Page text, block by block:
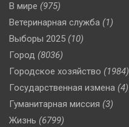
В мире (975)
Ветеринарная служба (1)
Выборы 2025 (10)
Город (8036)
Городское хозяйство (1984)
Государственная измена (4)
Гуманитарная миссия (3)
Жизнь (6799)